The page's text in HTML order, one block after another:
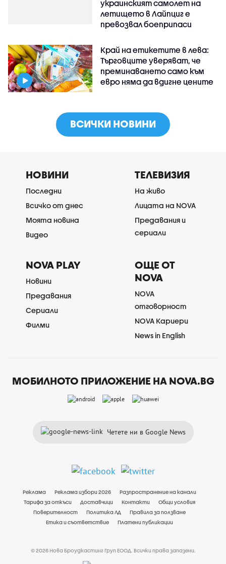
украинският самолет на
летището в Лайпциг е
превозвал боеприпаси
Край на етикетите в лева:
Търговците уверяват, че
преминаването само към
евро няма да вдигне цените
ВСИЧКИ НОВИНИ
НОВИНИ
Последни
Всичко от днес
Моята новина
Видео
ТЕЛЕВИЗИЯ
На живо
Лицата на NOVA
Предавания и
сериали
NOVA PLAY
Новини
Предавания
Сериали
Филми
ОЩЕ ОТ
NOVA
NOVA
отговорност
NOVA Кариери
News in English
МОБИЛНОТО ПРИЛОЖЕНИЕ НА NOVA.BG
Четете ни в Google News
Реклама Реклама избори 2026
Разпространение на канали
Тарифа за откъси
Доставчици Контакти
Общи условия
Поверителност
Политика ЛД
Правила за ползване
Етика и съответствие
Платени публикации
© 2026 Нова Броудкастинг Груп ЕООД. Всички права запазени.